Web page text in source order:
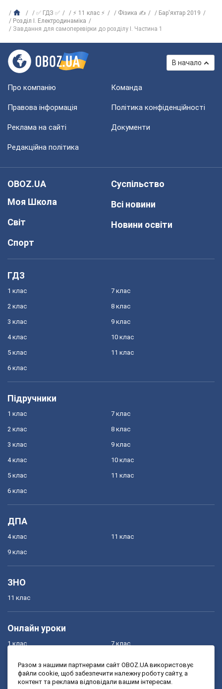
✅ ГДЗ ✅ ⚡ 11 клас ⚡ Фізика ✍
Бар'яхтар 2019
Розділ I. Електродинаміка
Завдання для самоперевірки до розділу I. Частина 1
В начало
Про компанію Команда
Правова інформація Політика конфіденційності
Реклама на сайті Документи
Редакційна політика
OBOZ.UA
Моя Школа
Світ
Спорт
Суспільство
Всі новини
Новини освіти
ГДЗ
1 клас
2 клас
3 клас
4 клас
5 клас
6 клас
7 клас
8 клас
9 клас
10 клас
11 клас
Підручники
1 клас
2 клас
3 клас
4 клас
5 клас
6 клас
7 клас
8 клас
9 клас
10 клас
11 клас
ДПА
4 клас
9 клас
11 клас
ЗНО
11 клас
Онлайн уроки
1 клас
3 клас
7 клас
9 клас
Разом з нашими партнерами сайт OBOZ.UA використовує
файли cookie, щоб забезпечити належну роботу сайту, а
контент та реклама відповідали вашим інтересам.